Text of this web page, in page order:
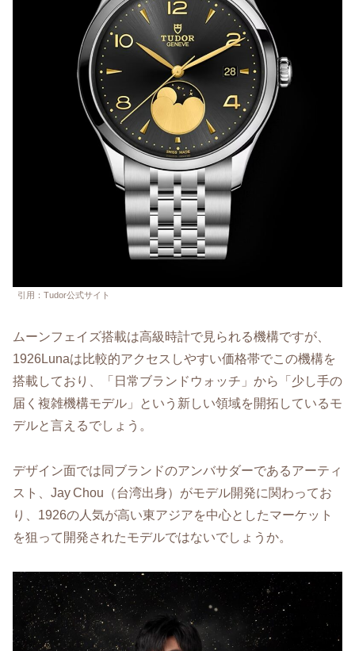
引用：Tudor公式サイト
ムーンフェイズ搭載は高級時計で見られる機構ですが、
1926Lunaは比較的アクセスしやすい価格帯でこの機構を
搭載しており、「日常ブランドウォッチ」から「少し手の
届く複雑機構モデル」という新しい領域を開拓しているモ
デルと言えるでしょう。
デザイン面では同ブランドのアンバサダーであるアーティ
スト、Jay Chou（台湾出身）がモデル開発に関わってお
り、1926の人気が高い東アジアを中心としたマーケット
を狙って開発されたモデルではないでしょうか。